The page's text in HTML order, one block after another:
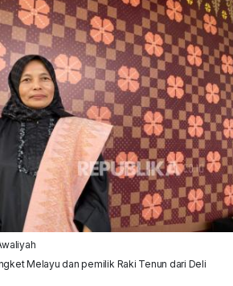
Melayu dan pemilik Raki Tenun dari Deli